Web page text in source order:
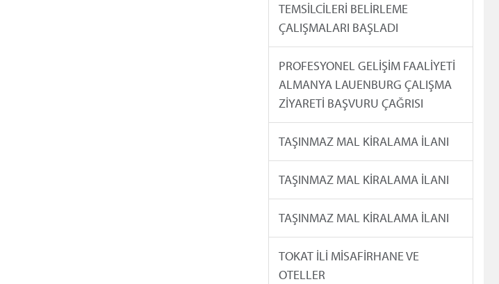
TEMSİLCİLERİ BELİRLEME
ÇALIŞMALARI BAŞLADI
PROFESYONEL GELİŞİM FAALİYETİ
ALMANYA LAUENBURG ÇALIŞMA
ZİYARETİ BAŞVURU ÇAĞRISI
TAŞINMAZ MAL KİRALAMA İLANI
TAŞINMAZ MAL KİRALAMA İLANI
TAŞINMAZ MAL KİRALAMA İLANI
TOKAT İLİ MİSAFİRHANE VE
OTELLER